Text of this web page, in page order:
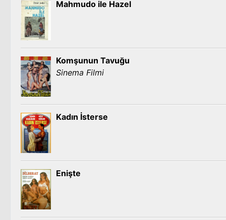
Mahmudo ile Hazel
Komşunun Tavuğu
Sinema Filmi
Kadın İsterse
Enişte